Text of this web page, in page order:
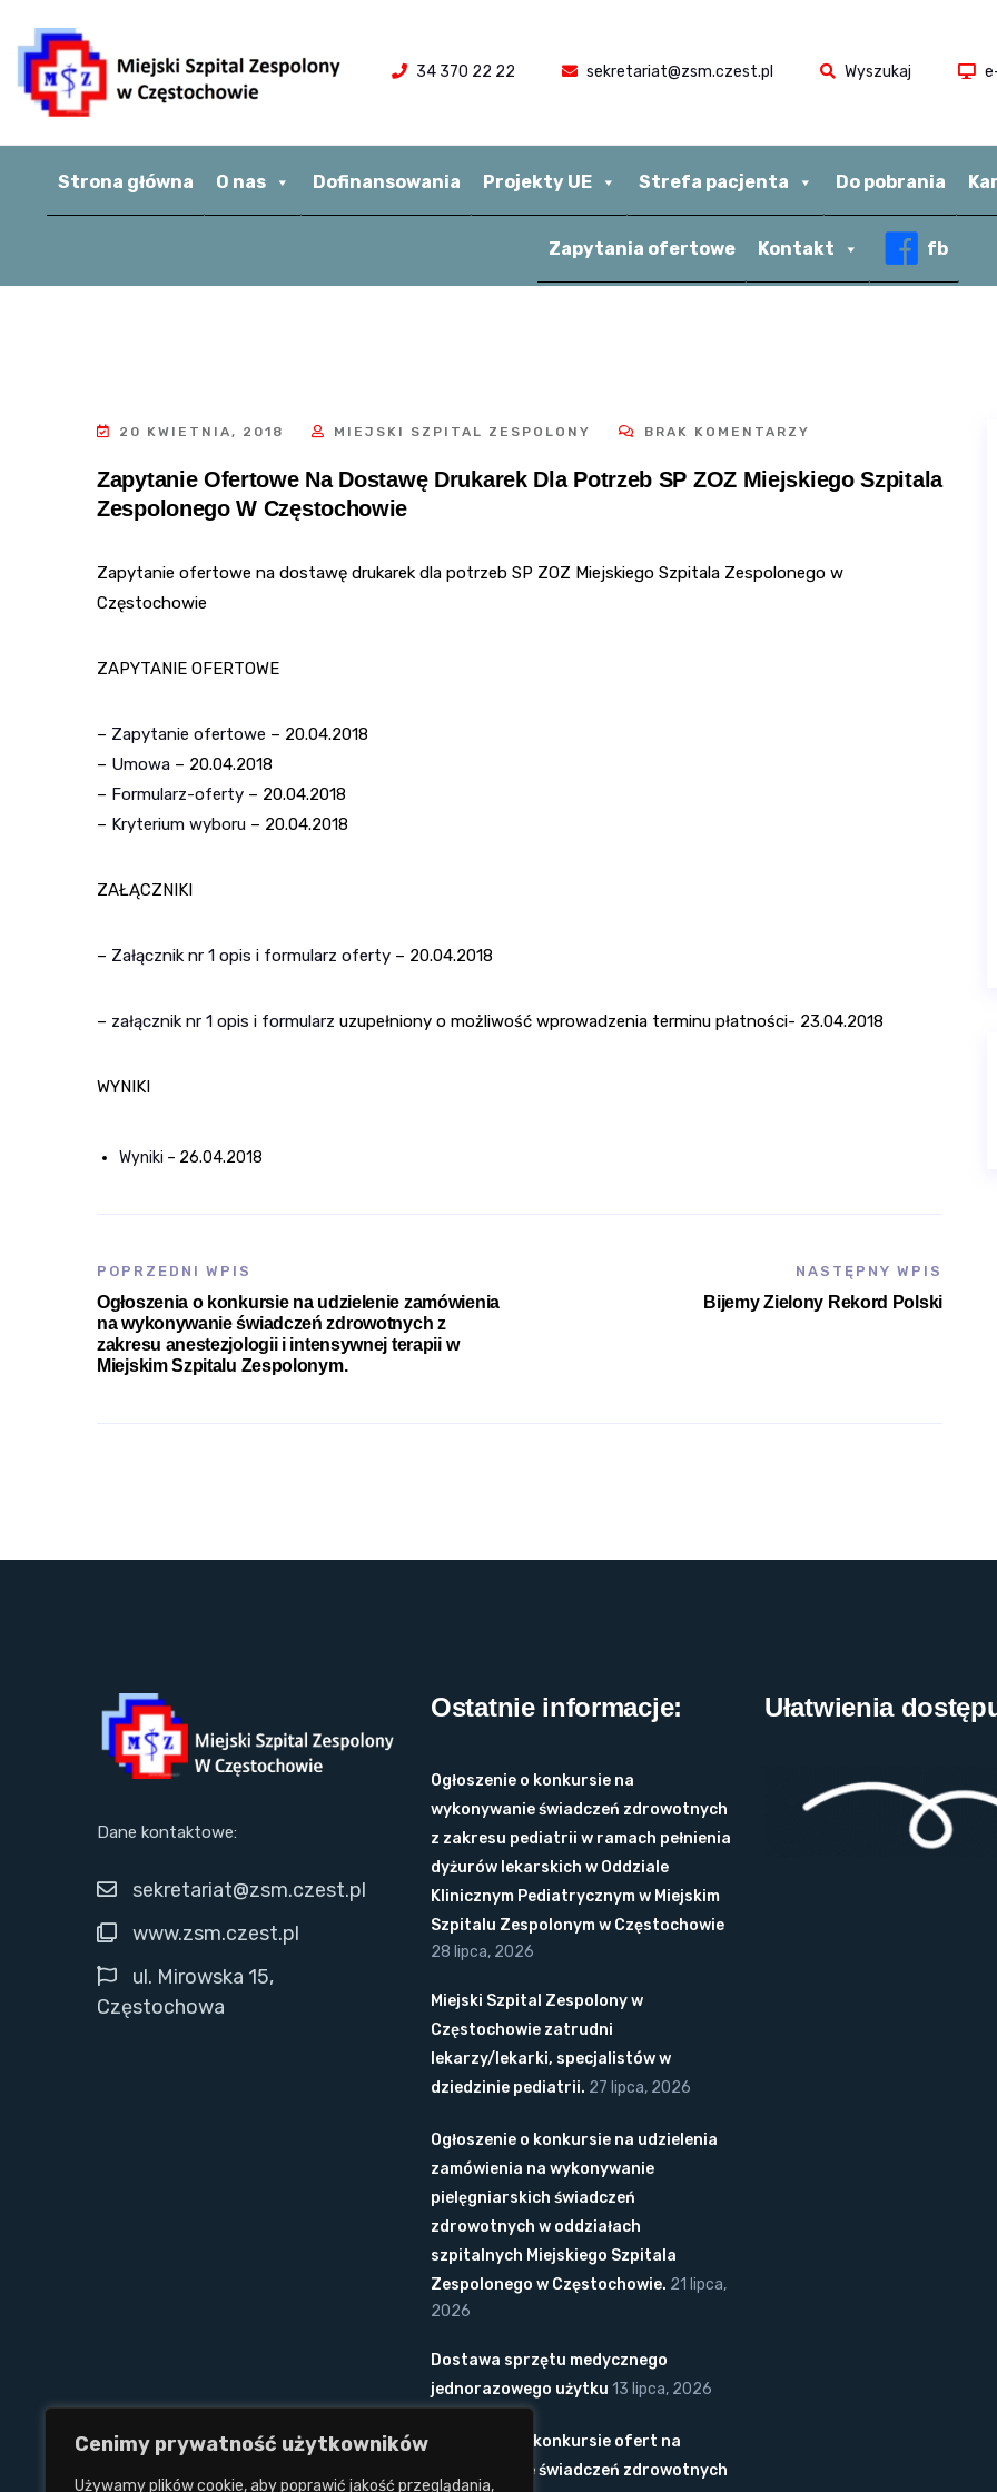
Cenimy prywatność użytkowników
Używamy plików cookie, aby poprawić jakość przeglądania,
34 370 22 22 sekretariat@zsm.czest.pl Wyszukaj
Strona główna O nas Dofinansowania Projekty UE Strefa pacjenta Do pobrania
Zapytania ofertowe Kontakt fb
20 KWIETNIA, 2018 MIEJSKI SZPITAL ZESPOLONY BRAK KOMENTARZY
Zapytanie Ofertowe Na Dostawę Drukarek Dla Potrzeb SP ZOZ Miejskiego Szpitala
Zespolonego W Częstochowie
Zapytanie ofertowe na dostawę drukarek dla potrzeb SP ZOZ Miejskiego Szpitala Zespolonego w
Częstochowie
ZAPYTANIE OFERTOWE
– Zapytanie ofertowe – 20.04.2018
– Umowa – 20.04.2018
– Formularz-oferty – 20.04.2018
– Kryterium wyboru – 20.04.2018
ZAŁĄCZNIKI
– Załącznik nr 1 opis i formularz oferty – 20.04.2018
– załącznik nr 1 opis i formularz uzupełniony o możliwość wprowadzenia terminu płatności- 23.04.2018
WYNIKI
Wyniki – 26.04.2018
POPRZEDNI WPIS
Ogłoszenia o konkursie na udzielenie zamówienia
na wykonywanie świadczeń zdrowotnych z
zakresu anestezjologii i intensywnej terapii w
Miejskim Szpitalu Zespolonym.
NASTĘPNY WPIS
Bijemy Zielony Rekord Polski
Dane kontaktowe:
sekretariat@zsm.czest.pl
www.zsm.czest.pl
ul. Mirowska 15,
Częstochowa
Ostatnie informacje:
Ogłoszenie o konkursie na
wykonywanie świadczeń zdrowotnych
z zakresu pediatrii w ramach pełnienia
dyżurów lekarskich w Oddziale
Klinicznym Pediatrycznym w Miejskim
Szpitalu Zespolonym w Częstochowie
28 lipca, 2026
Miejski Szpital Zespolony w
Częstochowie zatrudni
lekarzy/lekarki, specjalistów w
dziedzinie pediatrii. 27 lipca, 2026
Ogłoszenie o konkursie na udzielenia
zamówienia na wykonywanie
pielęgniarskich świadczeń
zdrowotnych w oddziałach
szpitalnych Miejskiego Szpitala
Zespolonego w Częstochowie. 21 lipca,
2026
Dostawa sprzętu medycznego
jednorazowego użytku 13 lipca, 2026
Ogłoszenie o konkursie ofert na
wykonywanie świadczeń zdrowotnych
Ułatwienia